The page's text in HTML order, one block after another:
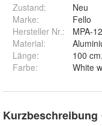
Zustand:
Neu
Marke:
Fello
Hersteller Nr.:
MPA-
Material:
Länge:
Farbe: White
Kurzbeschreibung